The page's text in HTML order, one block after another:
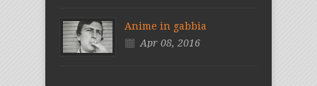
Anime in gabbia
Apr 08, 2016